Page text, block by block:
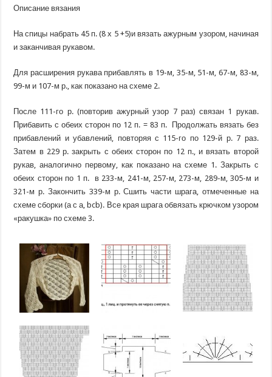
Описание вязания
На спицы набрать 45 п. (8 х 5 +5)и вязать ажурным узором, начиная
и заканчивая рукавом.
Для расширения рукава прибавлять в 19-м, 35-м, 51-м, 67-м, 83-м,
99-м и 107-м р., как показано на схеме 2.
После 111-го р. (повторив ажурный узор 7 раз) связан 1 рукав.
Прибавить с обеих сторон по 12 п. = 83 п.
Продолжать вязать без
прибавлений и убавлений, повторяя с 115-го по 129-й р. 7 раз.
Затем в 229 р. закрыть с обеих сторон по 12 п., и вязать второй
рукав, аналогично первому, как показано на схеме 1. Закрыть с
обеих сторон по 1 п.
в 233-м, 241-м, 257-м, 273-м, 289-м, 305-м и
321-м р. Закончить 339-м р. Сшить части шрага, отмеченные на
схеме сборки (а с а,bcb). Все края шрага обвязать крючком узором
«ракушка» по схеме 3.